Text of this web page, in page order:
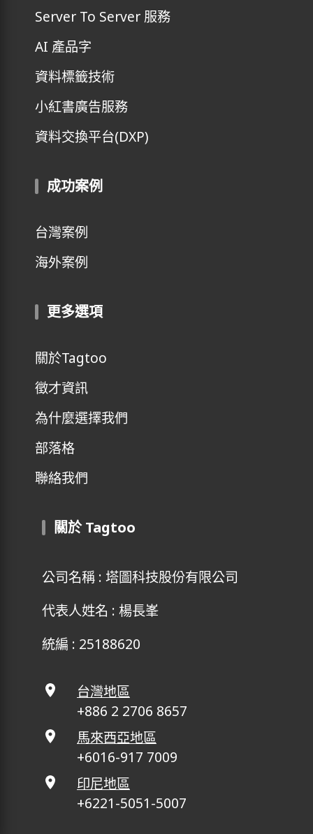
Server To Server 服務
AI 產品字
資料標籤技術
小紅書廣告服務
資料交換平台(DXP)
成功案例
台灣案例
海外案例
更多選項
關於Tagtoo
徵才資訊
為什麼選擇我們
部落格
聯絡我們
關於 Tagtoo
公司名稱 : 塔圖科技股份有限公司
代表人姓名 : 楊長峯
統編 : 25188620
台灣地區
+886 2 2706 8657
馬來西亞地區
+6016-917 7009
印尼地區
+6221-5051-5007